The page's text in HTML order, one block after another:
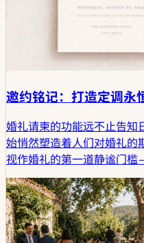
邀约铭记：打造定调永
婚礼请柬的功能远不止告知
始悄然塑造着人们对婚礼的
视作婚礼的第一道静谧门
排，都在这里开始为宾客即